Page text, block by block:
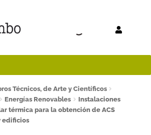
navegación
para profesores!
Técnicos, de Arte y Científicos
Energías Renovables
Instalaciones
térmica para la obtención de ACS
edificios